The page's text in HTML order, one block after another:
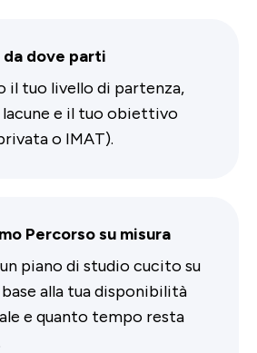
da dove parti
il tuo livello di partenza,
e il tuo obiettivo
o IMAT).
Percorso su misura
piano di studio cucito su
alla tua disponibilità
e quanto tempo resta